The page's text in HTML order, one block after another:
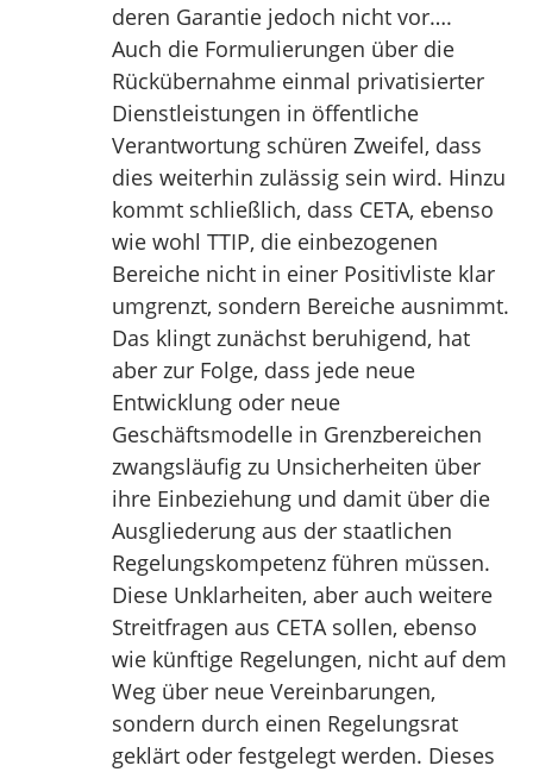
deren Garantie jedoch nicht vor….
Auch die Formulierungen über die
Rückübernahme einmal privatisierter
Dienstleistungen in öffentliche
Verantwortung schüren Zweifel, dass
dies weiterhin zulässig sein wird. Hinzu
kommt schließlich, dass CETA, ebenso
wie wohl TTIP, die einbezogenen
Bereiche nicht in einer Positivliste klar
umgrenzt, sondern Bereiche ausnimmt.
Das klingt zunächst beruhigend, hat
aber zur Folge, dass jede neue
Entwicklung oder neue
Geschäftsmodelle in Grenzbereichen
zwangsläufig zu Unsicherheiten über
ihre Einbeziehung und damit über die
Ausgliederung aus der staatlichen
Regelungskompetenz führen müssen.
Diese Unklarheiten, aber auch weitere
Streitfragen aus CETA sollen, ebenso
wie künftige Regelungen, nicht auf dem
Weg über neue Vereinbarungen,
sondern durch einen Regelungsrat
geklärt oder festgelegt werden. Dieses